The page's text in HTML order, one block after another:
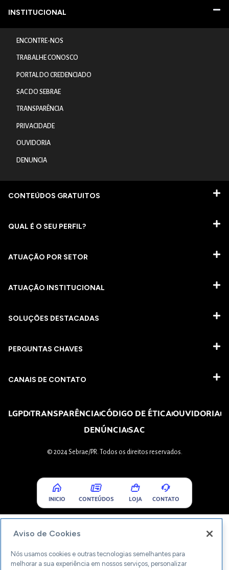
INSTITUCIONAL
ENCONTRE-NOS
TRABALHE CONOSCO
PORTAL DO CREDENCIADO
SAC DO SEBRAE
TRANSPARÊNCIA
PRIVACIDADE
OUVIDORIA
DENUNCIA
CONTEÚDOS GRATUITOS
QUAL É O SEU PERFIL?
ATUAÇÃO POR SETOR
ATUAÇÃO INSTITUCIONAL
SOLUÇÕES DESTACADAS
PERGUNTAS CHAVES​
CANAIS DE CONTATO
LGPDTRANSPARÊNCIACÓDIGO DE ÉTICAOUVIDORIA
DENÚNCIASAC
© 2024 Sebrae/PR. Todos os direitos reservados.
INICIO CONTEÚDOS LOJA CONTATO
Aviso de Cookies
Nós usamos cookies e outras tecnologias semelhantes para
melhorar a sua experiência em nossos serviços, personalizar